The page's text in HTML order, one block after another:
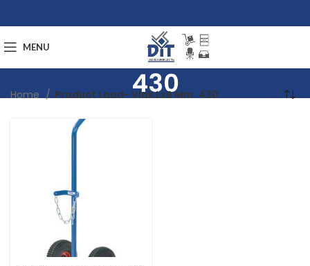
MENU
430
Home Product Laad- Vlak LxB Mm 430